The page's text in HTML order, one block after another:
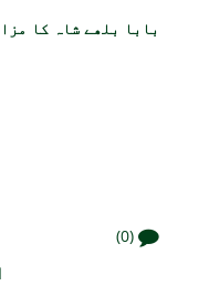
بابا بلھے شاہ کا
(0)